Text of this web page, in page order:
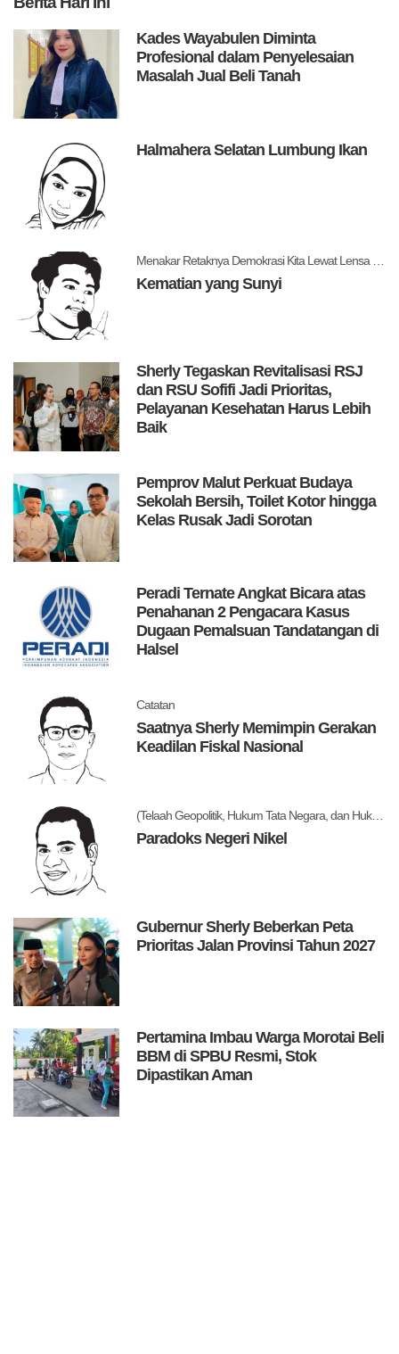
Kades Wayabulen Diminta
Profesional dalam Penyelesaian
Masalah Jual Beli Tanah
Halmahera Selatan Lumbung Ikan
Kematian yang Sunyi
Sherly Tegaskan Revitalisasi RSJ
dan RSU Sofifi Jadi Prioritas,
Pelayanan Kesehatan Harus Lebih
Baik
Pemprov Malut Perkuat Budaya
Sekolah Bersih, Toilet Kotor hingga
Kelas Rusak Jadi Sorotan
Peradi Ternate Angkat Bicara atas
Penahanan 2 Pengacara Kasus
Dugaan Pemalsuan Tandatangan di
Halsel
Catatan
Saatnya Sherly Memimpin Gerakan
Keadilan Fiskal Nasional
(Telaah Geopolitik, Hukum Tata Negara, dan Hukum Administrasi Negara)
Paradoks Negeri Nikel
Gubernur Sherly Beberkan Peta
Prioritas Jalan Provinsi Tahun 2027
Pertamina Imbau Warga Morotai Beli
BBM di SPBU Resmi, Stok
Dipastikan Aman